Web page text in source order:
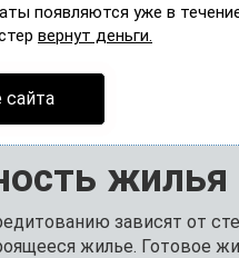
появляются уже в
вернут деньги.
сайта
жилья
зависят от
жилье. Готовое